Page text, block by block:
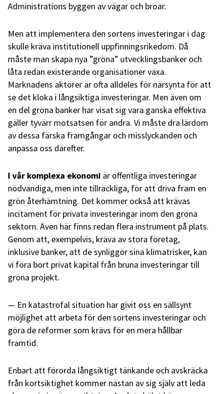
Administrations byggen av vägar och broar.
Men att implementera den sortens investeringar i dag
skulle kräva institutionell uppfinningsrikedom. Då
måste man skapa nya ”gröna” utvecklingsbanker och
låta redan existerande organisationer växa.
Marknadens aktörer är ofta alldeles för närsynta för att
se det kloka i långsiktiga investeringar. Men även om
en del gröna banker har visat sig vara ganska effektiva
gäller tyvärr motsatsen för andra. Vi måste dra lärdom
av dessa färska framgångar och misslyckanden och
anpassa oss därefter.
I vår komplexa ekonomi är offentliga investeringar
nödvändiga, men inte tillräckliga, för att driva fram en
grön återhämtning. Det kommer också att krävas
incitament för privata investeringar inom den gröna
sektorn. Även här finns redan flera instrument på plats.
Genom att, exempelvis, kräva av stora företag,
inklusive banker, att de synliggör sina klimatrisker, kan
vi föra bort privat kapital från bruna investeringar till
gröna projekt.
En katastrofal situation har givit oss en sällsynt
möjlighet att arbeta för den sortens investeringar och
göra de reformer som krävs för en mera hållbar
framtid.
Enbart att förorda långsiktigt tänkande och avskräcka
från kortsiktighet kommer nästan av sig själv att leda